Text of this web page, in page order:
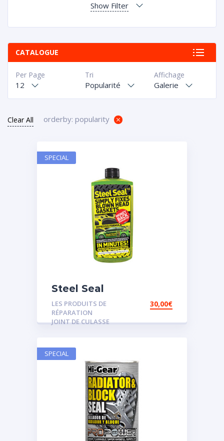
Show Filter
CATALOGUE
Affichage
Galerie
Tri
Popularité
Per Page
12
Clear All orderby: popularity
Steel Seal
LES PRODUITS DE
RÉPARATION
JOINT DE CULASSE
30,00€
SPECIAL
SPECIAL